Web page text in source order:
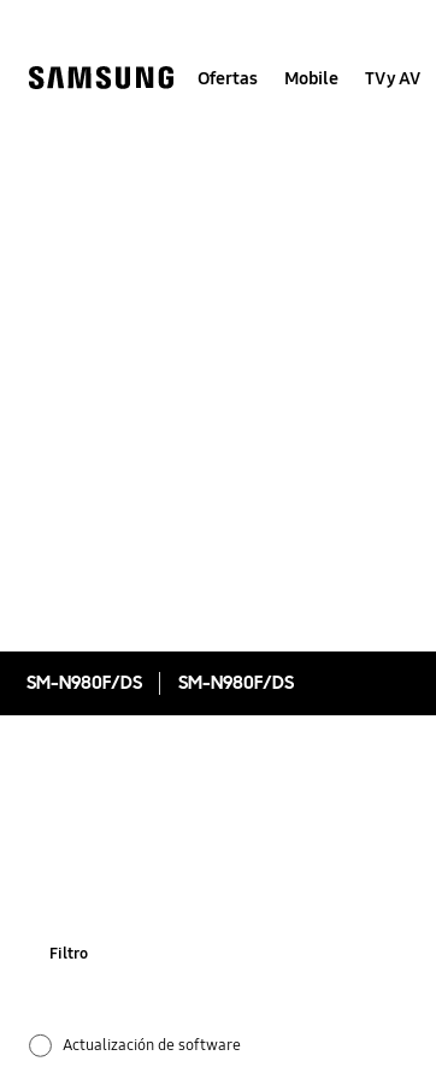
Ofertas Mobile TV y AV
SM-N980F/DS SM-N980F/DS
Filtro
Actualización de software